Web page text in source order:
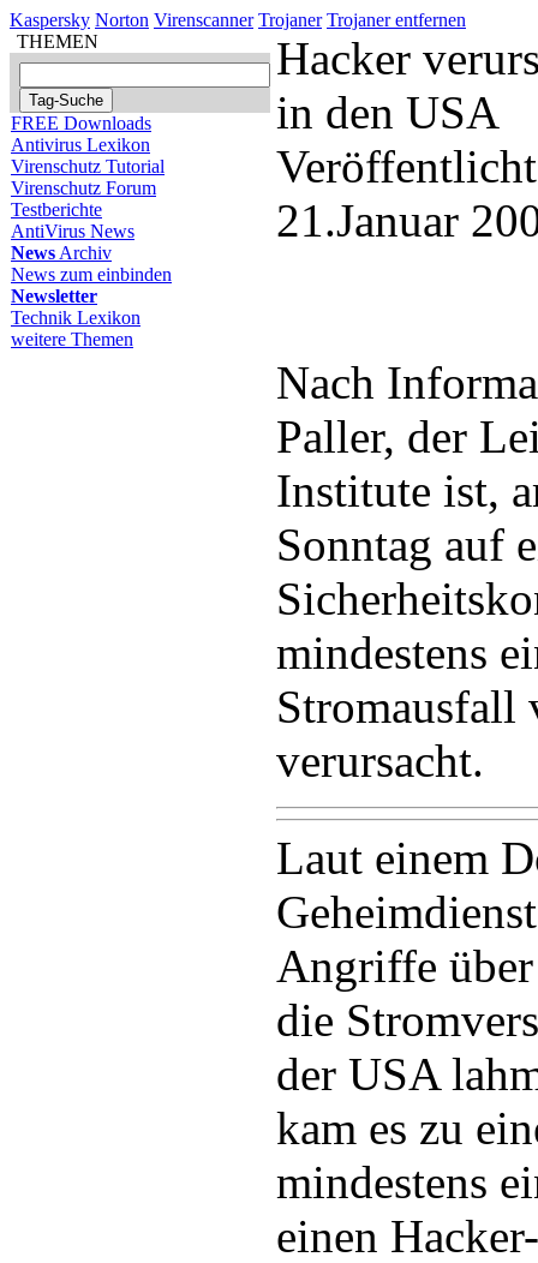
Kaspersky Norton Virenscanner Trojaner Trojaner entfernen
THEMEN
FREE Downloads
Antivirus Lexikon
Virenschutz Tutorial
Virenschutz Forum
Testberichte
AntiVirus News
News Archiv
News zum einbinden
Newsletter
Technik Lexikon
weitere Themen
Hacker
in den USA
21.Januar
Nach
Paller, der
Institute ist,
Sonntag auf
mindestens
Stromausfall
verursacht.
Laut einem
Angriffe
die
der USA
kam es zu
mindestens
einen